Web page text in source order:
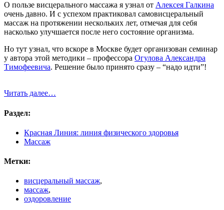
О пользе висцерального массажа я узнал от Алексея Галкина
очень давно. И с успехом практиковал самовисцеральный
массаж на протяжении нескольких лет, отмечая для себя
насколько улучшается после него состояние организма.
Но тут узнал, что вскоре в Москве будет организован семинар
у автора этой методики – профессора Огулова Александра
Тимофеевича. Решение было принято сразу – “надо идти”!
Читать далее…
Раздел:
Красная Линия: линия физического здоровья
Массаж
Метки:
висцеральный массаж,
массаж,
оздоровление